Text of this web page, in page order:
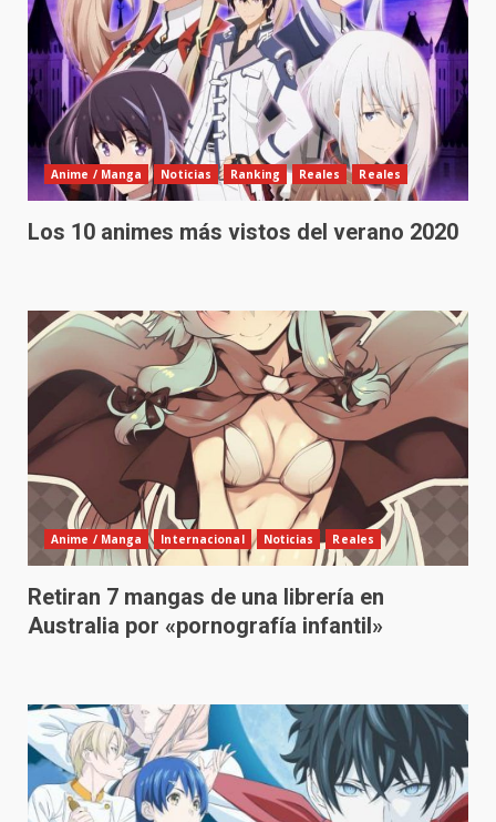
Anime / Manga Noticias Ranking Reales Reales
Los 10 animes más vistos del verano 2020
Anime / Manga Internacional Noticias Reales
Retiran 7 mangas de una librería en
Australia por «pornografía infantil»